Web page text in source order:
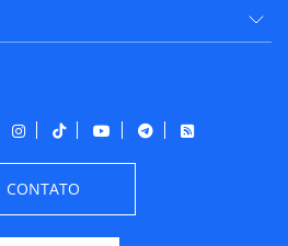
CONTATO